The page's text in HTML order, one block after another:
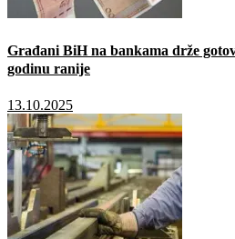
Građani BiH na bankama drže
godinu ranije
13.10.2025